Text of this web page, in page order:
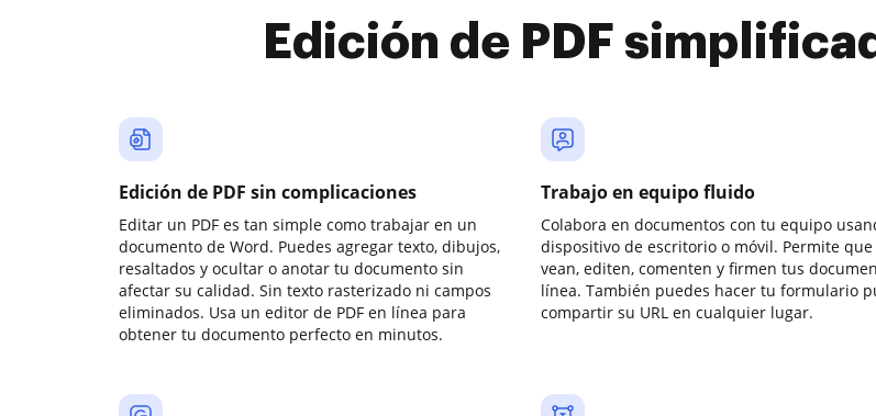
Edición de PDF
Edición de PDF sin complicaciones
Editar un PDF es tan simple como trabajar en un
documento de Word. Puedes agregar texto, dibujos,
resaltados y ocultar o anotar tu documento sin
afectar su calidad. Sin texto rasterizado ni campos
eliminados. Usa un editor de PDF en línea para
obtener tu documento perfecto en minutos.
Trabajo en equipo fluido
Colabora en documentos con tu equipo
dispositivo de escritorio o móvil. Permite que
vean, editen, comenten y firmen tus
línea. También puedes hacer tu formulario
compartir su URL en cualquier lugar.